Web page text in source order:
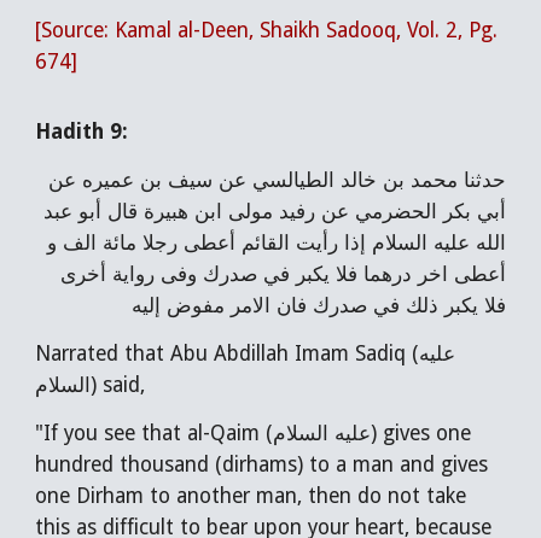
[Source: Kamal al-Deen, Shaikh Sadooq, Vol. 2, Pg.
674]
Hadith 9:
حدثنا محمد بن خالد الطيالسي عن سيف بن عميره عن
أبي بكر الحضرمي عن رفيد مولى ابن هبيرة قال أبو عبد
الله عليه السلام إذا رأيت القائم أعطى رجلا مائة الف و
أعطى اخر درهما فلا يكبر في صدرك وفى رواية أخرى
فلا يكبر ذلك في صدرك فان الامر مفوض إليه
Narrated that Abu Abdillah Imam Sadiq (عليه
السلام) said,
"If you see that al-Qaim (عليه السلام) gives one
hundred thousand (dirhams) to a man and gives
one Dirham to another man, then do not take
this as difficult to bear upon your heart, because